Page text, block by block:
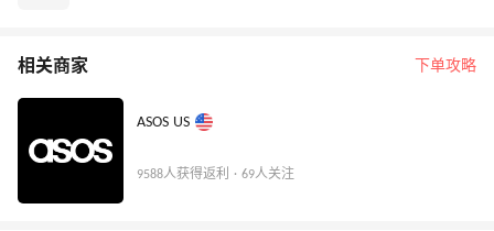
相关商家 下单攻略
ASOS US
9588人获得返利 · 69人关注